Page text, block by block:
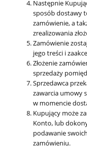
Następnie
sposób dostawy
zamówienie, a
zrealizowania
Zamówienie
jego treści i
Złożenie
sprzedaży
Sprzedawca
zawarcia umowy
w momencie
Kupujący może
Konto, lub
podawanie
zamówieniu.